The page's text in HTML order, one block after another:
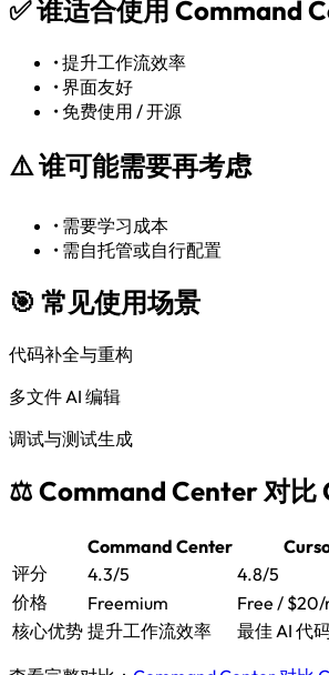
✅谁适合使用 Command
•提升工作流效率
•界面友好
• 免费使用 / 开源
⚠️谁可能需要再考虑
• 需要学习成本
• 需自托管或自行配置
🎯 常见使用场景
代码补全与重构
多文件 AI 编辑
调试与测试生成
⚖️ Command Center 对比
Command Center
评分
4.3/5
4.8/5
价格
Freemium
Free /
核心优势 提升工作流效率 最佳 AI 代